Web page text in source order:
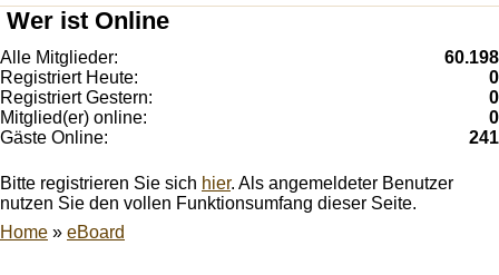
Wer ist Online
Alle Mitglieder:
60.198
Registriert Heute:
0
Registriert Gestern:
0
Mitglied(er) online:
0
Gäste Online:
241
Bitte registrieren Sie sich hier. Als angemeldeter Benutzer
nutzen Sie den vollen Funktionsumfang dieser Seite.
Home » eBoard